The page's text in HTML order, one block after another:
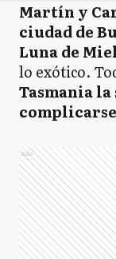
Martín y
ciudad de
Luna de
lo exótico.
Tasmania
complicarse
Ads